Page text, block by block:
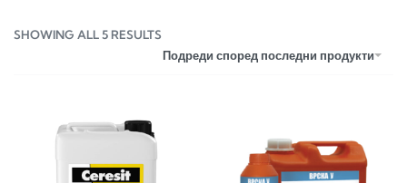
SHOWING ALL 5 RESULTS
Подреди според последни продукти